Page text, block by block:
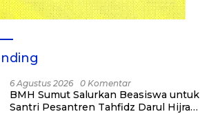
6 Agustus 2026 0 Komentar
BMH Sumut Salurkan Beasiswa untuk
Santri Pesantren Tahfidz Darul Hijrah